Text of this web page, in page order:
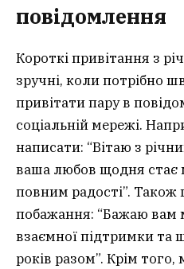
повідомлення
Короткі привітання з
зручні, коли потрібно
привітати пару в
соціальній мережі.
написати: “Вітаю з
ваша любов щодня стає
повним радості”. Також
побажання: “Бажаю вам
взаємної підтримки та
років разом”. Крім